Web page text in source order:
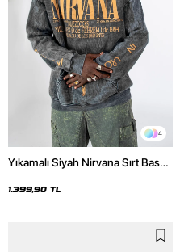
4
Yıkamalı Siyah Nirvana Sırt Baskılı
1.399,90 TL